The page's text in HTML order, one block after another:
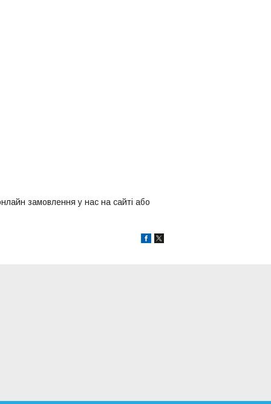
замовлення у нас на сайті або